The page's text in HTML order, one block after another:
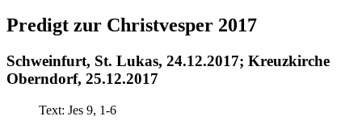
Predigt zur Christvesper 2017
Schweinfurt, St. Lukas, 24.12.2017; Kreuzkirche
Oberndorf, 25.12.2017
Text: Jes 9, 1-6